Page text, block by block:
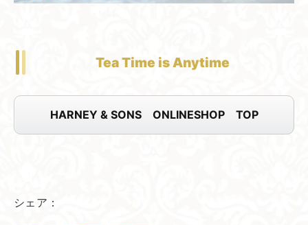
Tea Time is Anytime
HARNEY & SONS ONLINESHOP TOP
シェア：